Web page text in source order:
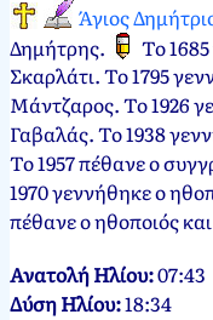
Άγιος
Δημήτρης.
Το
Σκαρλάτι. Το 1795
Μάντζαρος. Το 1926
Γαβαλάς. Το 1938
Το 1957 πέθανε ο
1970 γεννήθηκε ο
πέθανε ο ηθοποιός
Ανατολή Ηλίου:07:43
Δύση Ηλίου:18:34